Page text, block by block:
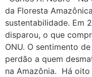
da Floresta
sustentabilidade. Em
disparou, o que
ONU. O sentimento
perdão a quem
na Amazônia. Há oito